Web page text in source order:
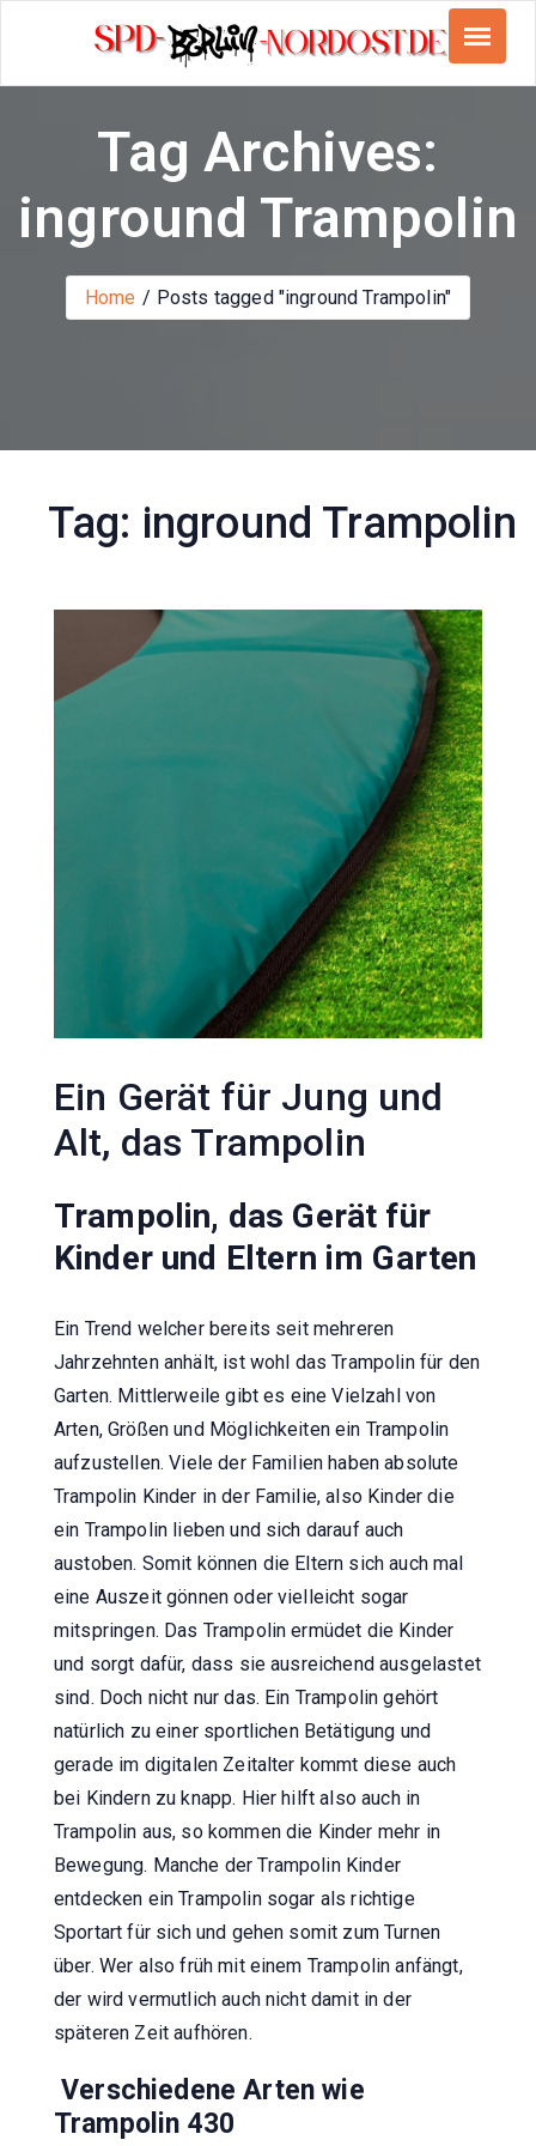
content
Tag Archives:
inground Trampolin
Home Posts tagged "inground Trampolin"
Tag: inground Trampolin
Ein Gerät für Jung und
Alt, das Trampolin
Trampolin, das Gerät für
Kinder und Eltern im Garten
Ein Trend welcher bereits seit mehreren
Jahrzehnten anhält, ist wohl das Trampolin für den
Garten. Mittlerweile gibt es eine Vielzahl von
Arten, Größen und Möglichkeiten ein Trampolin
aufzustellen. Viele der Familien haben absolute
Trampolin Kinder in der Familie, also Kinder die
ein Trampolin lieben und sich darauf auch
austoben. Somit können die Eltern sich auch mal
eine Auszeit gönnen oder vielleicht sogar
mitspringen. Das Trampolin ermüdet die Kinder
und sorgt dafür, dass sie ausreichend ausgelastet
sind. Doch nicht nur das. Ein Trampolin gehört
natürlich zu einer sportlichen Betätigung und
gerade im digitalen Zeitalter kommt diese auch
bei Kindern zu knapp. Hier hilft also auch in
Trampolin aus, so kommen die Kinder mehr in
Bewegung. Manche der Trampolin Kinder
entdecken ein Trampolin sogar als richtige
Sportart für sich und gehen somit zum Turnen
über. Wer also früh mit einem Trampolin anfängt,
der wird vermutlich auch nicht damit in der
späteren Zeit aufhören.
Verschiedene Arten wie
Trampolin 430